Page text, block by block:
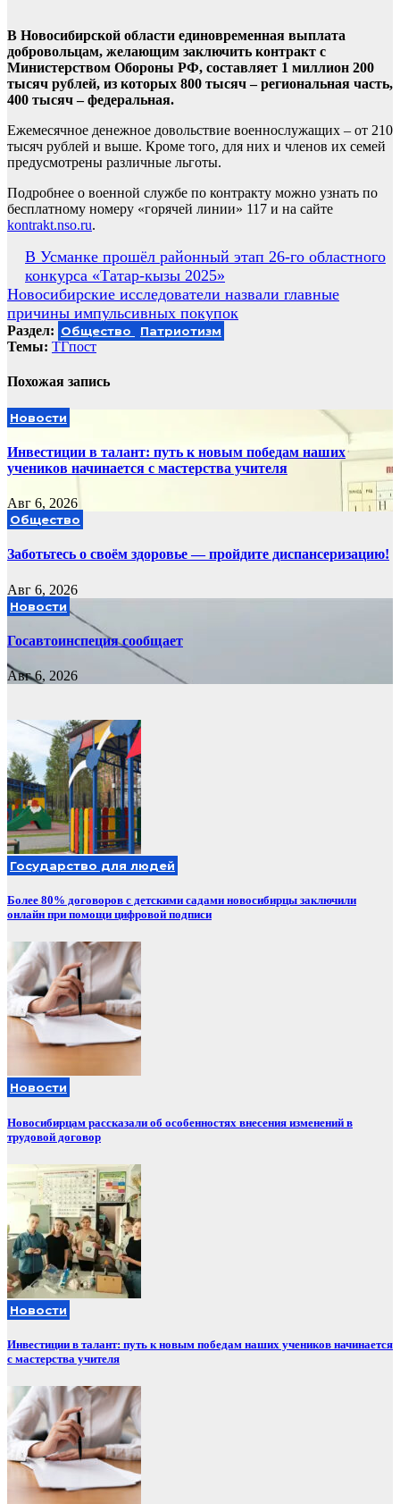
В Новосибирской области единовременная выплата
добровольцам, желающим заключить контракт с
Министерством Обороны РФ, составляет 1 миллион 200
тысяч рублей, из которых 800 тысяч – региональная часть,
400 тысяч – федеральная.
Ежемесячное денежное довольствие военнослужащих – от 210
тысяч рублей и выше. Кроме того, для них и членов их семей
предусмотрены различные льготы.
Подробнее о военной службе по контракту можно узнать по
бесплатному номеру «горячей линии» 117 и на сайте
kontrakt.nso.ru.
Навигация
по
записям
В Усманке прошёл районный этап 26-го областного
конкурса «Татар-кызы 2025»
Новосибирские исследователи назвали главные
причины импульсивных покупок
Раздел: Общество Патриотизм
Темы: ТГпост
Похожая запись
Новости
Инвестиции в талант: путь к новым победам наших
учеников начинается с мастерства учителя
Авг 6, 2026
Общество
Заботьтесь о своём здоровье — пройдите диспансеризацию!
Авг 6, 2026
Новости
Госавтоинспеция сообщает
Авг 6, 2026
Государство для людей
Более 80% договоров с детскими садами новосибирцы заключили
онлайн при помощи цифровой подписи
Новости
Новосибирцам рассказали об особенностях внесения изменений в
трудовой договор
Новости
Инвестиции в талант: путь к новым победам наших учеников начинается
с мастерства учителя